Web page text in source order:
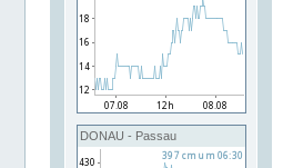
DONAU - Passau